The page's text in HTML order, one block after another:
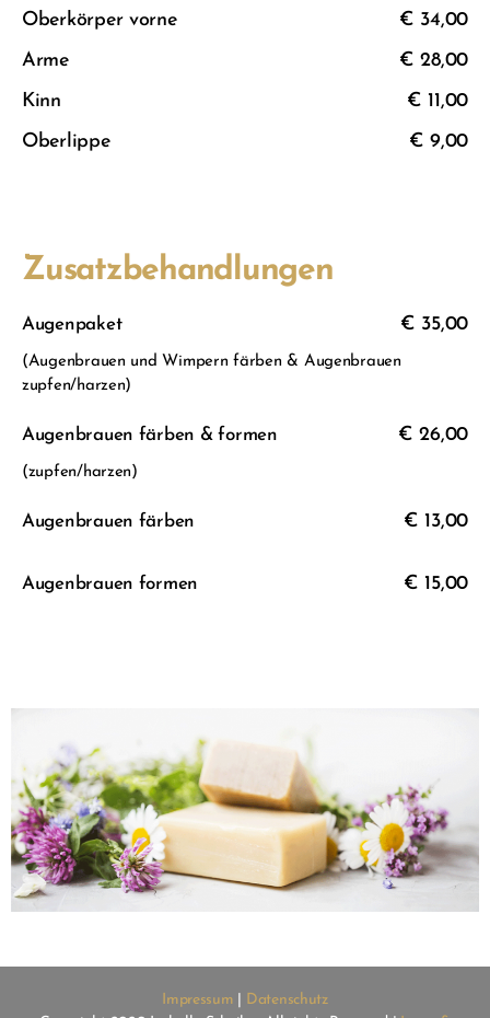
Oberkörper vorne
€ 34,00
Arme
€ 28,00
Kinn
€ 11,00
Oberlippe
€ 9,00
Zusatzbehandlungen
Augenpaket € 35,00
(Augenbrauen und Wimpern färben & Augenbrauen
zupfen/harzen)
Augenbrauen färben & formen € 26,00
(zupfen/harzen)
Augenbrauen färben € 13,00
Augenbrauen formen € 15,00
Impressum
Datenschutz